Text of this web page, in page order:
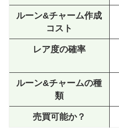
ルーン&チャーム作成
コスト
レア度の確率
ルーン&チャームの種
類
売買可能か？